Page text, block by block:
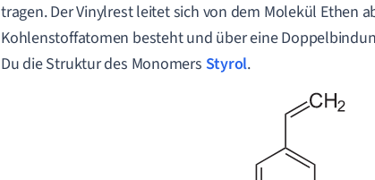
tragen. Der Vinylrest leitet sich von dem Molekül Ethen
Kohlenstoffatomen besteht und über eine
Du die Struktur des Monomers Styrol.